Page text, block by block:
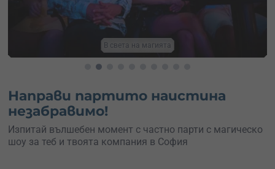
В света на магията
Направи партито наистина
незабравимо!
Изпитай вълшебен момент с частно парти с магическо
шоу за теб и твоята компания в София